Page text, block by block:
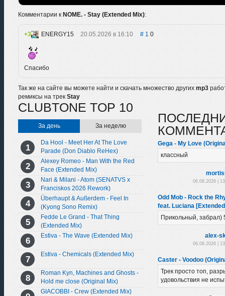
Комментарии к NOME. - Stay (Extended Mix):
3 ENERGY15 20.05.2026 в 16:10 10
Спасибо
Так же на сайте вы можете найти и скачать множество других mp3
ремиксы на трек Stay
CLUBTONE TOP 10
За день За неделю
Da Hool - Meet Her At The Love
Parade (Don Diablo ReHex)
Alexey Romeo - Man With the Red
Face (Extended Mix)
Nari & Milani - Atom (SENATVS x
Franciskos 2026 Rework)
Überhaupt & Außerdem - Feel In
(Kyong Sono Remix)
Fedde Le Grand - That Thing
(Extended Mix)
Estiva - The Wave (Extended Mix)
Estiva - Chemicals (Extended Mix)
Roman Kyn, Machines and Ghosts -
Hold me close (Original Mix)
GIACOBBI - Crew (Extended Mix)
Gega - My Love
классный
06.08.2026 |
Odd Mob - Rock the
feat. Luciana
Прикольный, забрал)
alex-
06.08.2026 |
Caster - Voodoo
Трек просто топ,
удовольствия не